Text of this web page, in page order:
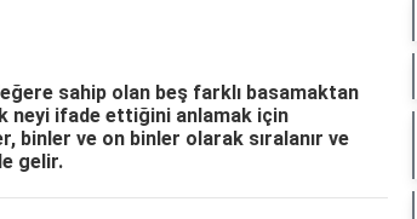
sahip olan beş farklı basamaktan
neyi ifade ettiğini anlamak için
binler ve on binler olarak sıralanır ve
gelir.